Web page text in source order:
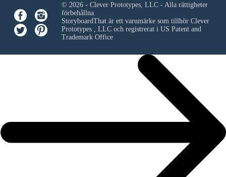
© 2026 - Clever Prototypes, LLC - Alla rättigheter
förbehållna.
StoryboardThat är ett varumärke som tillhör Clever
Prototypes , LLCoch registrerat i US Patent and
Trademark Office